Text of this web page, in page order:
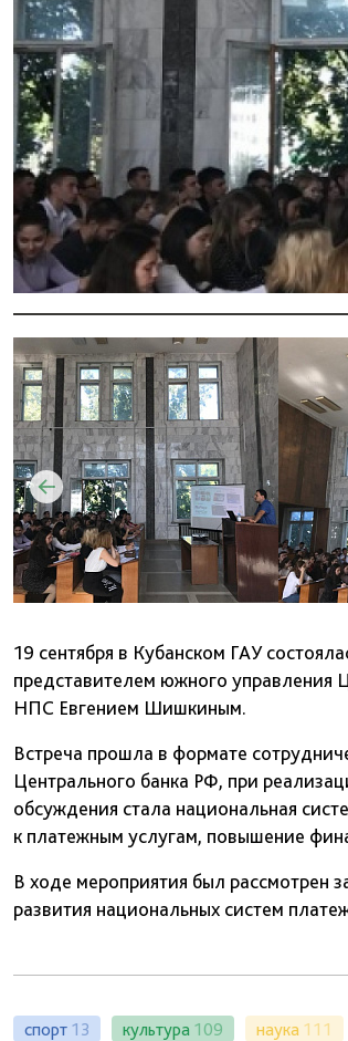
19 сентября в Кубанском ГАУ
представителем южного управления
НПС Евгением Шишкиным.
Встреча прошла в формате
Центрального банка РФ, при
обсуждения стала национальная
к платежным услугам, повышение
В ходе мероприятия был рассмотрен
развития национальных систем
спорт 13 культура 109 наука 111